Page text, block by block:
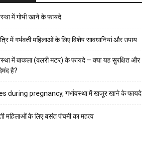
में गोभी खाने के फायदे
में गर्भवती महिलाओं के लिए विशेष सावधानियां और उपाय
में बाकला (वलरी मटर) के फायदे – क्या यह सुरक्षित और
है?
during pregnancy, गर्भावस्था में खजूर खाने के फायदे
महिलाओं के लिए बसंत पंचमी का महत्व